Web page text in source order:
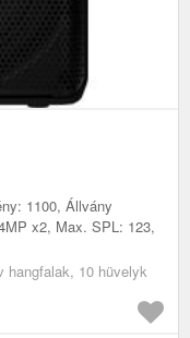
1100, Állvány
x2, Max. SPL: 123,
10 hüvelyk